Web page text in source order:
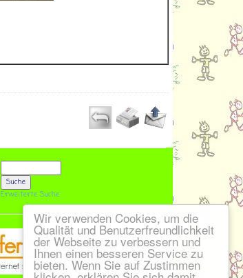
Wir verwenden Cookies, um die
Qualität und Benutzerfreundlichkeit
der Webseite zu verbessern und
Ihnen einen besseren Service zu
bieten. Wenn Sie auf Zustimmen
Erweiterte Suche